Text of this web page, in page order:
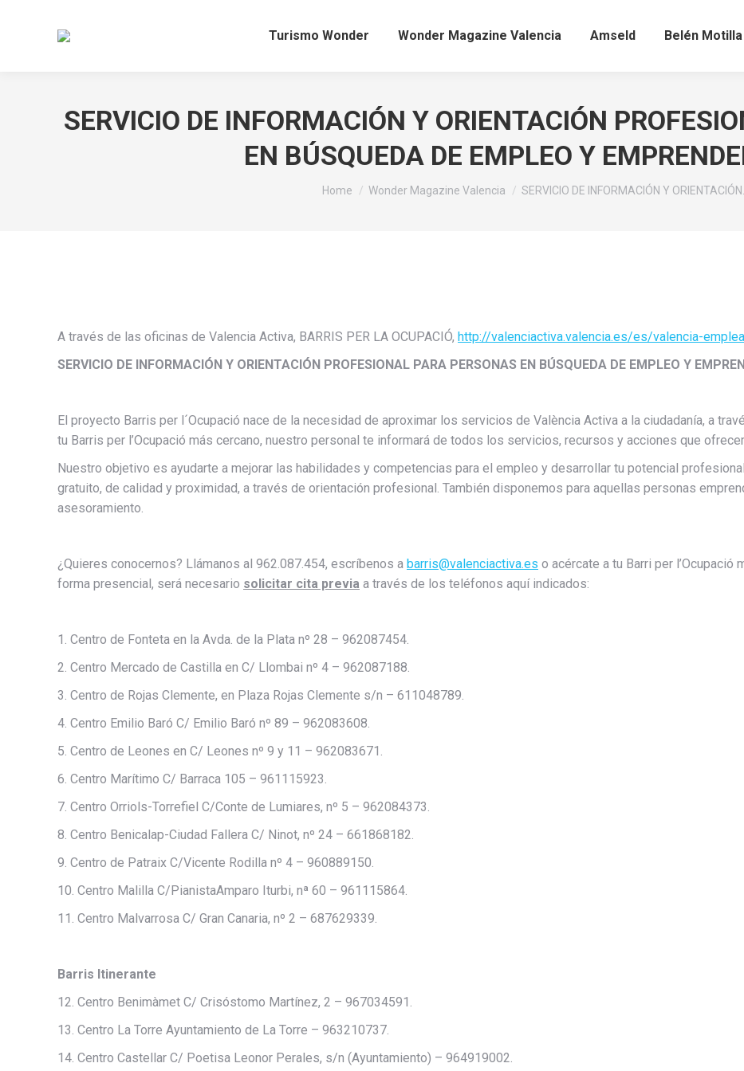
Turismo Wonder Wonder Magazine Valencia Amseld Belén Motilla
SERVICIO DE INFORMACIÓN Y ORIENTACIÓN
EN BÚSQUEDA DE EMPLEO Y
You are here:
Home Wonder Magazine Valencia SERVICIO DE INFORMACIÓN Y ORIENTACIÓN…
A través de las oficinas de Valencia Activa, BARRIS PER LA OCUPACIÓ, http://valenciactiva.valencia.es/es/valencia-
SERVICIO DE INFORMACIÓN Y ORIENTACIÓN PROFESIONAL PARA PERSONAS EN BÚSQUEDA DE EMPLEO Y
El proyecto Barris per l´Ocupació nace de la necesidad de aproximar los servicios de València Activa a la ciudadanía, a
tu Barris per l’Ocupació más cercano, nuestro personal te informará de todos los servicios, recursos y acciones que
Nuestro objetivo es ayudarte a mejorar las habilidades y competencias para el empleo y desarrollar tu potencial
gratuito, de calidad y proximidad, a través de orientación profesional. También disponemos para aquellas personas
asesoramiento.
¿Quieres conocernos? Llámanos al 962.087.454, escríbenos a barris@valenciactiva.es o acércate a tu Barri per
forma presencial, será necesario solicitar cita previa a través de los teléfonos aquí indicados:
1. Centro de Fonteta en la Avda. de la Plata nº 28 – 962087454.
2. Centro Mercado de Castilla en C/ Llombai nº 4 – 962087188.
3. Centro de Rojas Clemente, en Plaza Rojas Clemente s/n – 611048789.
4. Centro Emilio Baró C/ Emilio Baró nº 89 – 962083608.
5. Centro de Leones en C/ Leones nº 9 y 11 – 962083671.
6. Centro Marítimo C/ Barraca 105 – 961115923.
7. Centro Orriols-Torrefiel C/Conte de Lumiares, nº 5 – 962084373.
8. Centro Benicalap-Ciudad Fallera C/ Ninot, nº 24 – 661868182.
9. Centro de Patraix C/Vicente Rodilla nº 4 – 960889150.
10. Centro Malilla C/PianistaAmparo Iturbi, nª 60 – 961115864.
11. Centro Malvarrosa C/ Gran Canaria, nº 2 – 687629339.
Barris Itinerante
12. Centro Benimàmet C/ Crisóstomo Martínez, 2 – 967034591.
13. Centro La Torre Ayuntamiento de La Torre – 963210737.
14. Centro Castellar C/ Poetisa Leonor Perales, s/n (Ayuntamiento) – 964919002.